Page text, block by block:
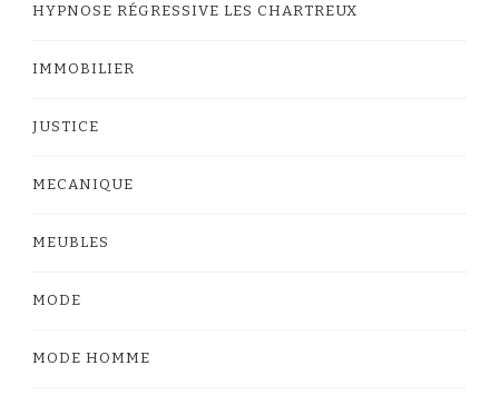
HYPNOSE RÉGRESSIVE LES CHARTREUX
IMMOBILIER
JUSTICE
MECANIQUE
MEUBLES
MODE
MODE HOMME